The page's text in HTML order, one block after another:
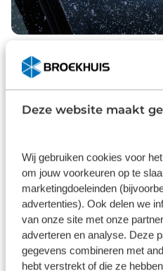
Deze website maakt
Wij gebruiken cookies voor
om jouw voorkeuren op te
marketingdoeleinden
advertenties). Ook delen we
van onze site met onze
adverteren en analyse. Deze
gegevens combineren met
hebt verstrekt of die ze